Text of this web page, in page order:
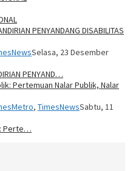
Selasa, 23 Desember
PENYAND…
, TimesNewsSabtu, 11
Perte…